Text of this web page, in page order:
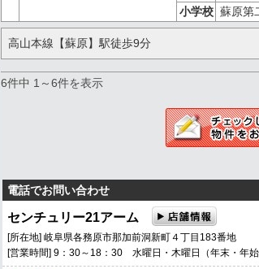
小学校 蘇原第
高山本線【蘇原】駅徒歩9分
6件中 1～6件を表示
電話でお問い合わせ
センチュリー21アーム
[所在地] 岐阜県各務原市那加前洞新町４丁目183番地
[営業時間] 9：30～18：30 水曜日・木曜日（年末・年始